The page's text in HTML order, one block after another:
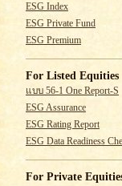
ESG Index
ESG Private Fund
ESG Premium
For Listed Equities
แบบ 56-1 One Report-S
ESG Assurance
ESG Rating Report
ESG Data Readiness
For Private